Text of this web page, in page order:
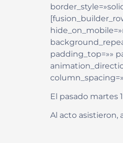
padding_top=»»
El pasado martes
Al acto asistieron,